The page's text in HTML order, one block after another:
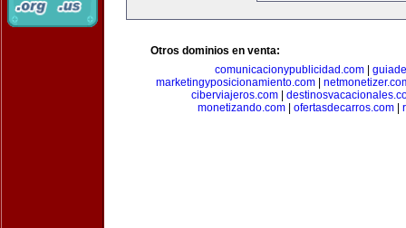
Otros dominios en venta:
comunicacionypublicidad.com
marketingyposicionamiento.com|
ciberviajeros.com
monetizando.com| ofertasdecarros.com|